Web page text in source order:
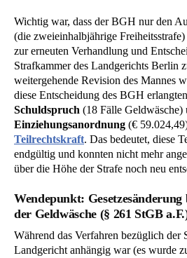
Wichtig war, dass der BGH nur den
(die zweieinhalbjährige
zur erneuten Verhandlung und
Strafkammer des Landgerichts Berlin
weitergehende Revision des Mannes
diese Entscheidung des BGH
Schuldspruch (18 Fälle Geldwäsche)
Einziehungsanordnung (€
Teilrechtskraft. Das bedeutet, diese
endgültig und konnten nicht mehr
über die Höhe der Strafe noch neu
Wendepunkt:
der Geldwäsche (§ 261 StGB
Während das Verfahren bezüglich der
Landgericht anhängig war (es wurde